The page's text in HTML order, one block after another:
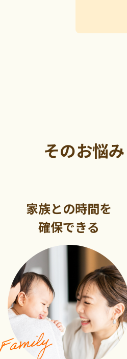
そのお悩み
家族との時間を
確保できる